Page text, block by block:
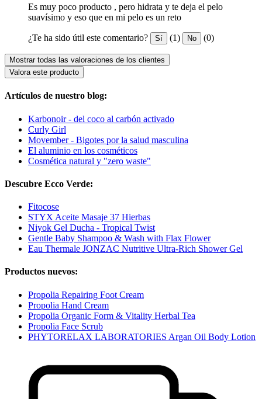
Es muy poco producto , pero hidrata y te deja el pelo
suavísimo y eso que en mi pelo es un reto
¿Te ha sido útil este comentario? Sí (1) No (0)
Mostrar todas las valoraciones de los clientes
Valora este producto
Artículos de nuestro blog:
Karbonoir - del coco al carbón activado
Curly Girl
Movember - Bigotes por la salud masculina
El aluminio en los cosméticos
Cosmética natural y "zero waste"
Descubre Ecco Verde:
Fitocose
STYX Aceite Masaje 37 Hierbas
Niyok Gel Ducha - Tropical Twist
Gentle Baby Shampoo & Wash with Flax Flower
Eau Thermale JONZAC Nutritive Ultra-Rich Shower Gel
Productos nuevos:
Propolia Repairing Foot Cream
Propolia Hand Cream
Propolia Organic Form & Vitality Herbal Tea
Propolia Face Scrub
PHYTORELAX LABORATORIES Argan Oil Body Lotion